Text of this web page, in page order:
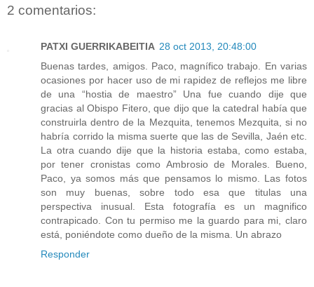
2 comentarios:
PATXI GUERRIKABEITIA 28 oct 2013, 20:48:00
Buenas tardes, amigos. Paco, magnífico trabajo. En varias
ocasiones por hacer uso de mi rapidez de reflejos me libre
de una “hostia de maestro” Una fue cuando dije que
gracias al Obispo Fitero, que dijo que la catedral había que
construirla dentro de la Mezquita, tenemos Mezquita, si no
habría corrido la misma suerte que las de Sevilla, Jaén etc.
La otra cuando dije que la historia estaba, como estaba,
por tener cronistas como Ambrosio de Morales. Bueno,
Paco, ya somos más que pensamos lo mismo. Las fotos
son muy buenas, sobre todo esa que titulas una
perspectiva inusual. Esta fotografía es un magnifico
contrapicado. Con tu permiso me la guardo para mi, claro
está, poniéndote como dueño de la misma. Un abrazo
Responder